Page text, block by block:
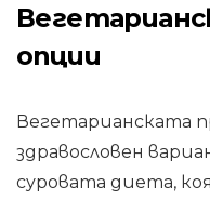
опции
Вегетарианската
здравословен
суровата диета,